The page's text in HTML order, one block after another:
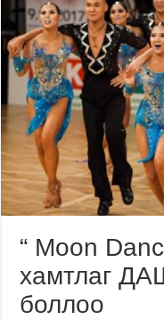
“ Мoon
хамтлаг
боллоо